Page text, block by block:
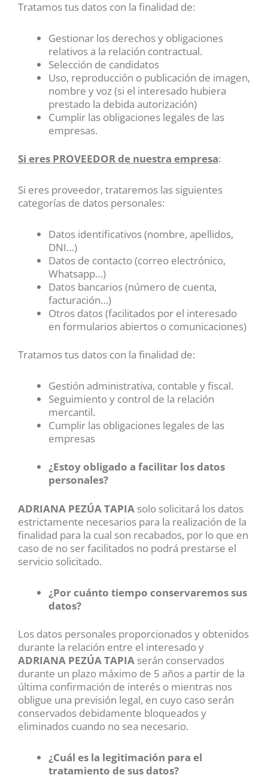
Tratamos tus datos con la finalidad de:
Gestionar los derechos y obligaciones
relativos a la relación contractual.
Selección de candidatos
Uso, reproducción o publicación de imagen,
nombre y voz (si el interesado hubiera
prestado la debida autorización)
Cumplir las obligaciones legales de las
empresas.
Si eres PROVEEDOR de nuestra empresa:
Si eres proveedor, trataremos las siguientes
categorías de datos personales:
Datos identificativos (nombre, apellidos,
DNI…)
Datos de contacto (correo electrónico,
Whatsapp…)
Datos bancarios (número de cuenta,
facturación…)
Otros datos (facilitados por el interesado
en formularios abiertos o comunicaciones)
Tratamos tus datos con la finalidad de:
Gestión administrativa, contable y fiscal.
Seguimiento y control de la relación
mercantil.
Cumplir las obligaciones legales de las
empresas
¿Estoy obligado a facilitar los datos
personales?
ADRIANA PEZÚA TAPIA solo solicitará los datos
estrictamente necesarios para la realización de la
finalidad para la cual son recabados, por lo que en
caso de no ser facilitados no podrá prestarse el
servicio solicitado.
¿Por cuánto tiempo conservaremos sus
datos?
Los datos personales proporcionados y obtenidos
durante la relación entre el interesado y
ADRIANA PEZÚA TAPIA serán conservados
durante un plazo máximo de 5 años a partir de la
última confirmación de interés o mientras nos
obligue una previsión legal, en cuyo caso serán
conservados debidamente bloqueados y
eliminados cuando no sea necesario.
¿Cuál es la legitimación para el
tratamiento de sus datos?